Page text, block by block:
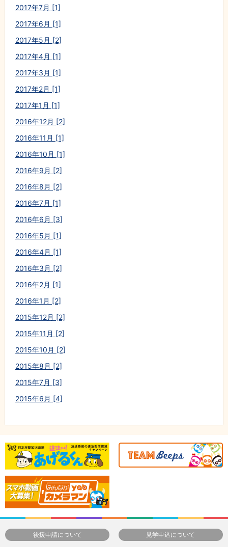
2017年7月 [1]
2017年6月 [1]
2017年5月 [2]
2017年4月 [1]
2017年3月 [1]
2017年2月 [1]
2017年1月 [1]
2016年12月 [2]
2016年11月 [1]
2016年10月 [1]
2016年9月 [2]
2016年8月 [2]
2016年7月 [1]
2016年6月 [3]
2016年5月 [1]
2016年4月 [1]
2016年3月 [2]
2016年2月 [1]
2016年1月 [2]
2015年12月 [2]
2015年11月 [2]
2015年10月 [2]
2015年8月 [2]
2015年7月 [3]
2015年6月 [4]
後援申請について 見学申込について